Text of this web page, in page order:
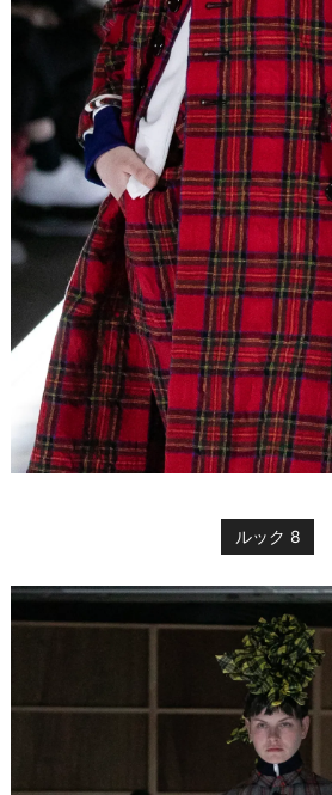
ルック 8